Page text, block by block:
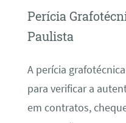
Perícia
Paulista
A perícia
para verificar a
em contratos,